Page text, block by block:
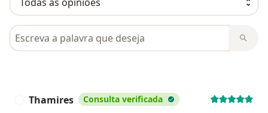
Pesquisar em opiniões
Thamires Consulta verificada